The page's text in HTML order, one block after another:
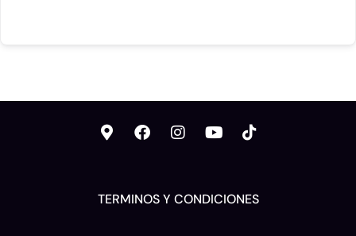
TERMINOS Y CONDICIONES